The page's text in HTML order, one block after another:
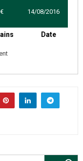
14/08/2016
Date